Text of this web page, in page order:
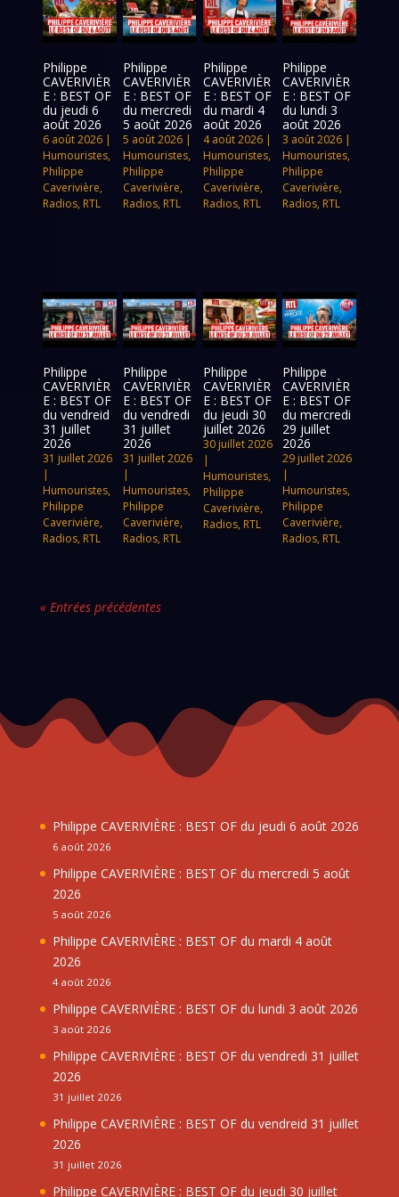
Philippe
CAVERIVIÈR
E : BEST OF
du jeudi 6
août 2026
6 août 2026 |
Humouristes,
Philippe
Caverivière,
Radios, RTL
Philippe
CAVERIVIÈR
E : BEST OF
du mercredi
5 août 2026
5 août 2026|
Humouristes,
Philippe
Caverivière,
Radios, RTL
Philippe
CAVERIVIÈR
E : BEST OF
du mardi 4
août 2026
4 août 2026|
Humouristes,
Philippe
Caverivière,
Radios, RTL
Philippe
CAVERIVIÈR
E : BEST OF
du lundi 3
août 2026
3 août 2026 |
Humouristes,
Philippe
Caverivière,
Radios, RTL
Philippe
CAVERIVIÈR
E : BEST OF
du vendreid
31 juillet
2026
31 juillet 2026
|
Humouristes,
Philippe
Caverivière,
Radios, RTL
Philippe
CAVERIVIÈR
E : BEST OF
du vendredi
31 juillet
2026
31 juillet 2026
|
Humouristes,
Philippe
Caverivière,
Radios, RTL
Philippe
CAVERIVIÈR
E : BEST OF
du jeudi 30
juillet 2026
30 juillet 2026
|
Humouristes,
Philippe
Caverivière,
Radios, RTL
Philippe
CAVERIVIÈR
E : BEST OF
du mercredi
29 juillet
2026
29 juillet 2026
|
Humouristes,
Philippe
Caverivière,
Radios, RTL
« Entrées précédentes
Philippe CAVERIVIÈRE : BEST OF du jeudi 6 août 2026
6 août 2026
Philippe CAVERIVIÈRE : BEST OF du mercredi 5 août
2026
5 août 2026
Philippe CAVERIVIÈRE : BEST OF du mardi 4 août
2026
4 août 2026
Philippe CAVERIVIÈRE : BEST OF du lundi 3 août 2026
3 août 2026
Philippe CAVERIVIÈRE : BEST OF du vendredi 31 juillet
2026
31 juillet 2026
Philippe CAVERIVIÈRE : BEST OF du vendreid 31 juillet
2026
31 juillet 2026
Philippe CAVERIVIÈRE : BEST OF du jeudi 30 juillet